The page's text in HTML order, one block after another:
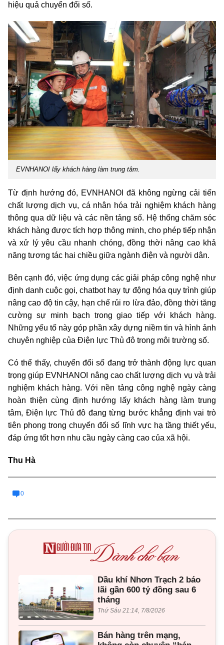
hiệu quả chuyển đổi số.
EVNHANOI lấy khách hàng làm trung tâm.
Từ định hướng đó, EVNHANOI đã không ngừng cải tiến
chất lượng dịch vụ, cá nhân hóa trải nghiệm khách hàng
thông qua dữ liệu và các nền tảng số. Hệ thống chăm sóc
khách hàng được tích hợp thông minh, cho phép tiếp nhận
và xử lý yêu cầu nhanh chóng, đồng thời nâng cao khả
năng tương tác hai chiều giữa ngành điện và người dân.
Bên cạnh đó, việc ứng dụng các giải pháp công nghệ như
định danh cuộc gọi, chatbot hay tự động hóa quy trình giúp
nâng cao độ tin cậy, hạn chế rủi ro lừa đảo, đồng thời tăng
cường sự minh bạch trong giao tiếp với khách hàng.
Những yếu tố này góp phần xây dựng niềm tin và hình ảnh
chuyên nghiệp của Điện lực Thủ đô trong môi trường số.
Có thể thấy, chuyển đổi số đang trở thành động lực quan
trọng giúp EVNHANOI nâng cao chất lượng dịch vụ và trải
nghiệm khách hàng. Với nền tảng công nghệ ngày càng
hoàn thiện cùng định hướng lấy khách hàng làm trung
tâm, Điện lực Thủ đô đang từng bước khẳng định vai trò
tiên phong trong chuyển đổi số lĩnh vực hạ tầng thiết yếu,
đáp ứng tốt hơn nhu cầu ngày càng cao của xã hội.
Thu Hà
0
Dầu khí Nhơn Trạch 2 báo
lãi gần 600 tỷ đồng sau 6
tháng
Thứ Sáu 21:14, 7/8/2026
Bán hàng trên mạng,